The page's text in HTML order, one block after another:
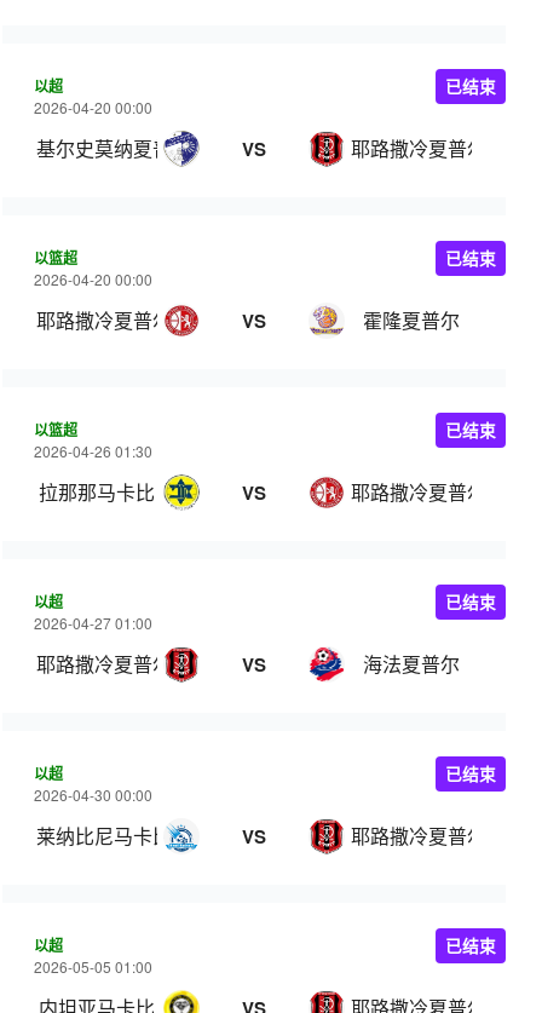
以超
2026-04-20 00:00
基尔史莫纳夏普尔 VS 耶路撒冷夏普尔
已结束
以篮超
2026-04-20 00:00
耶路撒冷夏普尔 VS 霍隆夏普尔
已结束
以篮超
2026-04-26 01:30
拉那那马卡比 VS 耶路撒冷夏普尔
已结束
以超
2026-04-27 01:00
耶路撒冷夏普尔 VS 海法夏普尔
已结束
以超
2026-04-30 00:00
莱纳比尼马卡比 VS 耶路撒冷夏普尔
已结束
以超
2026-05-05 01:00
已结束